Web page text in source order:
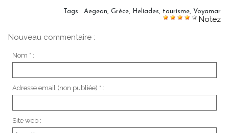
Tags : Aegean, Grèce, Heliades, tourisme, Voyamar
Notez
Nouveau commentaire :
Nom * :
Adresse email (non publiée) * :
Site web :